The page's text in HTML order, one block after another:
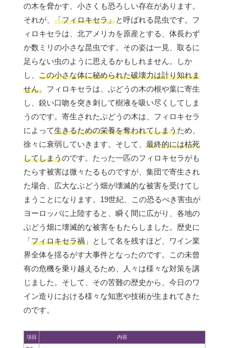
の木を脅かす、小さくも恐ろしい存在があります。
それが、 「フィロキセラ」と呼ばれる昆虫です。フ
ィロキセラは、北アメリカを原産とする、体長わず
か数ミリの小さな昆虫です。その姿は一見、取るに
足らない虫のように思えるかもしれません。しか
し、 この小さな体に秘められた破壊力は計り知れま
せん。フィロキセラは、ぶどうの木の根や葉に寄生
し、鋭い口吻を突き刺して樹液を吸い尽くしてしま
うのです。寄生されたぶどうの木は、フィロキセラ
によって生きるための栄養を奪われてしまうため、
徐々に衰弱していきます。そして、 最終的には枯死
してしまうのです。たった一匹のフィロキセラがも
たらす被害は微々たるものですが、集団で寄生され
た場合、広大なぶどう畑が壊滅的な被害を受けてし
まうことになります。19世紀、この恐るべき害虫が
ヨーロッパに上陸すると、瞬く間に広がり、各地の
ぶどう畑に壊滅的な被害をもたらしました。歴史に
「フィロキセラ禍 」として名を残すほど、ワイン業
界全体を揺るがす大事件となったのです。この未曾
有の危機を乗り越えるため、人々は様々な対策を講
じました。そして、その苦難の歴史から、今日のワ
イン造りにおける様々な知恵や技術が生まれてきた
のです。
項目 内容